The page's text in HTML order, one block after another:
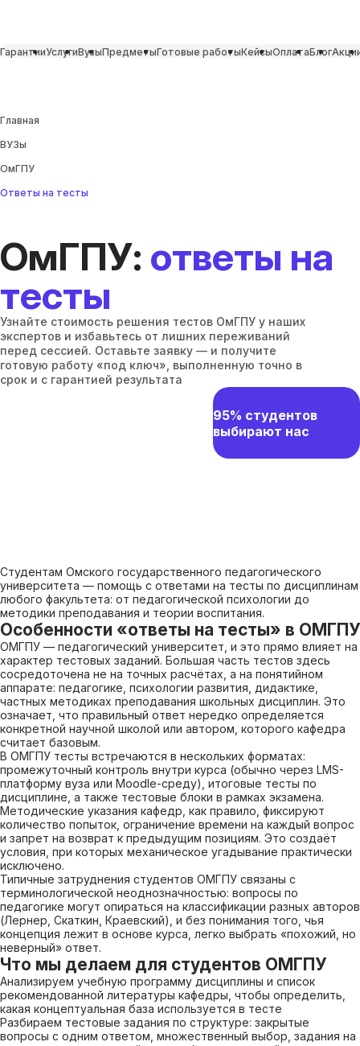
ГарантииУслугиВузыПредметыГотовые работыКейсыОплатаБлог
Главная
ВУЗы
ОмГПУ
Ответы на тесты
ОмГПУ: ответы на
тесты
Узнайте стоимость решения тестов ОмГПУ у наших
экспертов и избавьтесь от лишних переживаний
перед сессией. Оставьте заявку — и получите
готовую работу «под ключ», выполненную точно в
срок и с гарантией результата
95% студентов
выбирают нас
Студентам Омского государственного педагогического
университета — помощь с ответами на тесты по дисциплинам
любого факультета: от педагогической психологии до
методики преподавания и теории воспитания.
Особенности «ответы на тесты» в ОМГПУ
ОМГПУ — педагогический университет, и это прямо влияет на
характер тестовых заданий. Большая часть тестов здесь
сосредоточена не на точных расчётах, а на понятийном
аппарате: педагогике, психологии развития, дидактике,
частных методиках преподавания школьных дисциплин. Это
означает, что правильный ответ нередко определяется
конкретной научной школой или автором, которого кафедра
считает базовым.
В ОМГПУ тесты встречаются в нескольких форматах:
промежуточный контроль внутри курса (обычно через LMS-
платформу вуза или Moodle-среду), итоговые тесты по
дисциплине, а также тестовые блоки в рамках экзамена.
Методические указания кафедр, как правило, фиксируют
количество попыток, ограничение времени на каждый вопрос
и запрет на возврат к предыдущим позициям. Это создаёт
условия, при которых механическое угадывание практически
исключено.
Типичные затруднения студентов ОМГПУ связаны с
терминологической неоднозначностью: вопросы по
педагогике могут опираться на классификации разных авторов
(Лернер, Скаткин, Краевский), и без понимания того, чья
концепция лежит в основе курса, легко выбрать «похожий, но
неверный» ответ.
Что мы делаем для студентов ОМГПУ
Анализируем учебную программу дисциплины и список
рекомендованной литературы кафедры, чтобы определить,
какая концептуальная база используется в тесте
Разбираем тестовые задания по структуре: закрытые
вопросы с одним ответом, множественный выбор, задания на